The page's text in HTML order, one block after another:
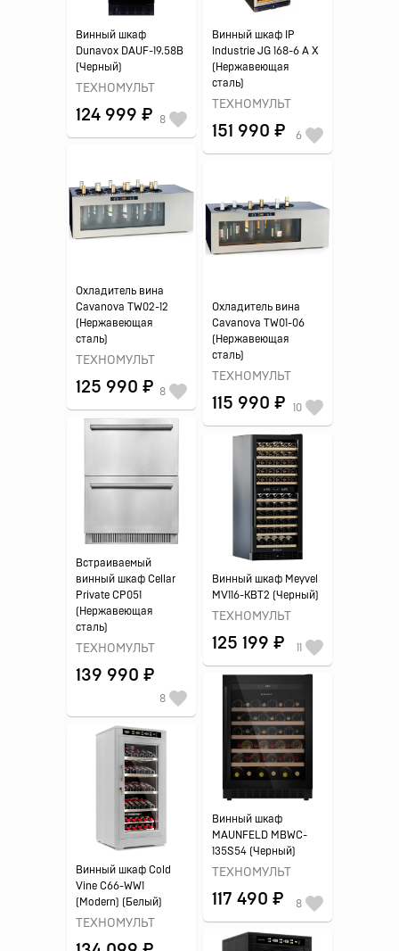
Винный шкаф
Dunavox DAUF-19.58B
(Черный)
ТЕХНОМУЛЬТ
124 999 ₽ 8
Винный шкаф IP
Industrie JG 168-6 A X
(Нержавеющая
сталь)
ТЕХНОМУЛЬТ
151 990 ₽ 6
Охладитель вина
Cavanova TW02-12
(Нержавеющая
сталь)
ТЕХНОМУЛЬТ
125 990 ₽ 8
Охладитель вина
Cavanova TW01-06
(Нержавеющая
сталь)
ТЕХНОМУЛЬТ
115 990 ₽ 10
Встраиваемый
винный шкаф Cellar
Private CP051
(Нержавеющая
сталь)
ТЕХНОМУЛЬТ
139 990 ₽
8
Винный шкаф Meyvel
MV116-KBT2 (Черный)
ТЕХНОМУЛЬТ
125 199 ₽ 11
Винный шкаф
MAUNFELD MBWC-
135S54 (Черный)
ТЕХНОМУЛЬТ
117 490 ₽ 8
Винный шкаф Cold
Vine C66-WW1
(Modern) (Белый)
ТЕХНОМУЛЬТ